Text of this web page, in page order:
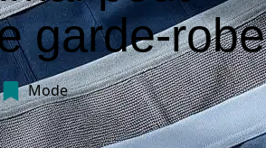
garde-robe
Mode